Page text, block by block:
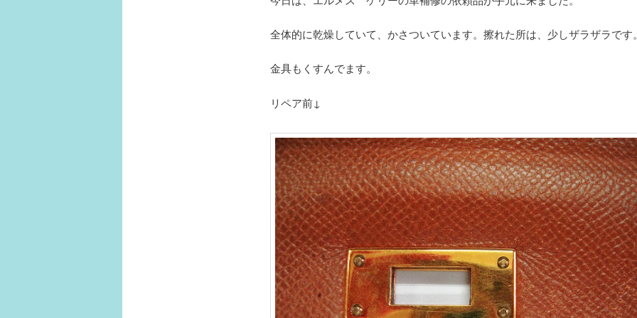
全体的に乾燥していて、かさついています。擦れた所は、少しザラザラです
金具もくすんでます。
リペア前↓